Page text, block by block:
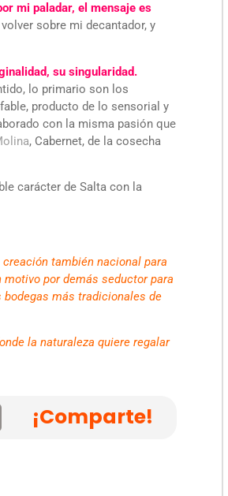
mi paladar, el mensaje es
sobre mi decantador, y
su singularidad.
lo primario son los
producto de lo sensorial y
con la misma pasión que
, Cabernet, de la cosecha
carácter de Salta con la
también nacional para
por demás seductor para
bodegas más tradicionales de
la naturaleza quiere regalar
¡Comparte!